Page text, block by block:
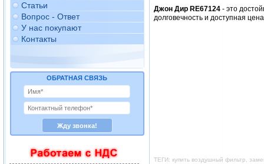
Статьи
Вопрос - Ответ
У нас покупают
Контакты
ОБРАТНАЯ СВЯЗЬ
Джон Дир RE67124 - это
долговечность и доступная
ТЕГИ: купить воздушный фильтр,